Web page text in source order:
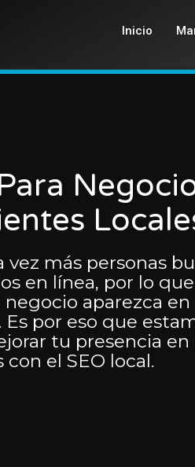
Inicio
más personas
en línea, por lo
aparezca en
Es por eso que
tu presencia en
el SEO local.